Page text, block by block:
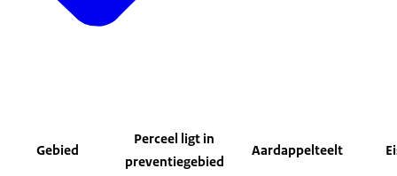
Gebied
Perceel ligt in
preventiegebied
Aardappelteelt